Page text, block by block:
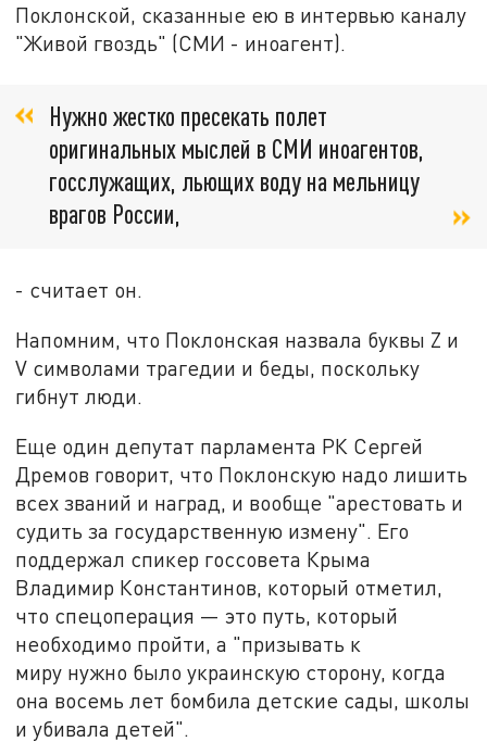
Поклонской, сказанные ею в интервью каналу
"Живой гвоздь" (СМИ - иноагент).
Нужно жестко пресекать полет
оригинальных мыслей в СМИ иноагентов,
госслужащих, льющих воду на мельницу
врагов России,
- считает он.
Напомним, что Поклонская назвала буквы Z и
V символами трагедии и беды, поскольку
гибнут люди.
Еще один депутат парламента РК Сергей
Дремов говорит, что Поклонскую надо лишить
всех званий и наград, и вообще "арестовать и
судить за государственную измену". Его
поддержал спикер госсовета Крыма
Владимир Константинов, который отметил,
что спецоперация — это путь, который
необходимо пройти, а "призывать к
миру нужно было украинскую сторону, когда
она восемь лет бомбила детские сады, школы
и убивала детей".